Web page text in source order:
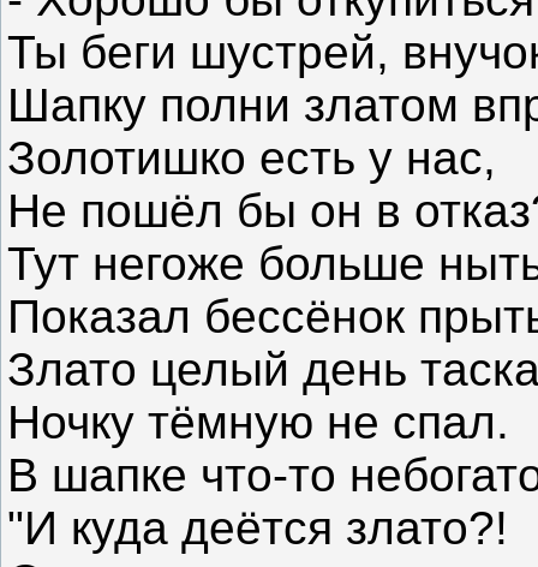
Ты беги шустрей,
Шапку полни златом
Золотишко есть у нас,
Не пошёл бы он в
Тут негоже больше
Показал бессёнок
Злато целый день
Ночку тёмную не спал.
В шапке что-то
"И куда деётся злато?!